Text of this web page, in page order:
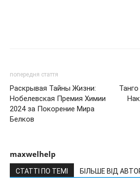
попередня стаття
Раскрывая Тайны Жизни:
Нобелевская Премия Химии
2024 за Покорение Мира
Белков
maxwelhelp
СТАТТІ ПО ТЕМІ БІЛЬШЕ ВІД